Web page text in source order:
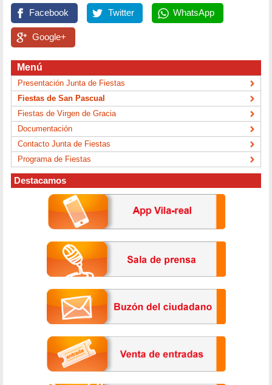
Facebook Twitter WhatsApp
Google+
Menú
Presentación Junta de Fiestas
Fiestas de San Pascual
Fiestas de Virgen de Gracia
Documentación
Contacto Junta de Fiestas
Programa de Fiestas
Destacamos